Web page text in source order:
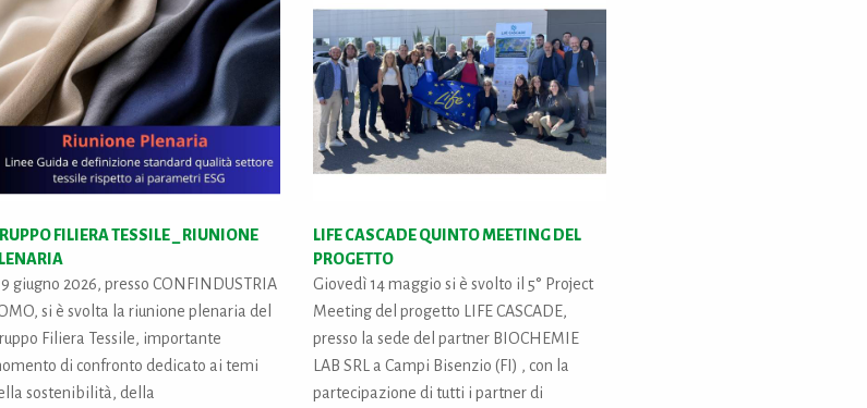
FILIERA TESSILE _ RIUNIONE
9 giugno 2026, presso CONFINDUSTRIA
si è svolta la riunione plenaria del
Filiera Tessile, importante
di confronto dedicato ai temi
sostenibilità, della
LIFE CASCADE QUINTO MEETING DEL
PROGETTO
Giovedì 14 maggio si è svolto il 5° Project
Meeting del progetto LIFE CASCADE,
presso la sede del partner BIOCHEMIE
LAB SRL a Campi Bisenzio (FI) , con la
partecipazione di tutti i partner di